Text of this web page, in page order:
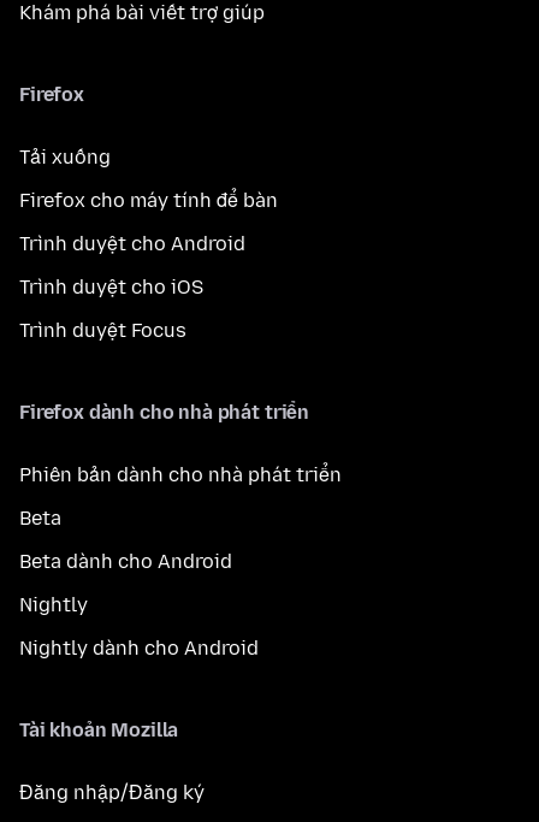
Khám phá bài viết trợ giúp
Firefox
Tải xuống
Firefox cho máy tính để bàn
Trình duyệt cho Android
Trình duyệt cho iOS
Trình duyệt Focus
Firefox dành cho nhà phát triển
Phiên bản dành cho nhà phát triển
Beta
Beta dành cho Android
Nightly
Nightly dành cho Android
Tài khoản Mozilla
Đăng nhập/Đăng ký